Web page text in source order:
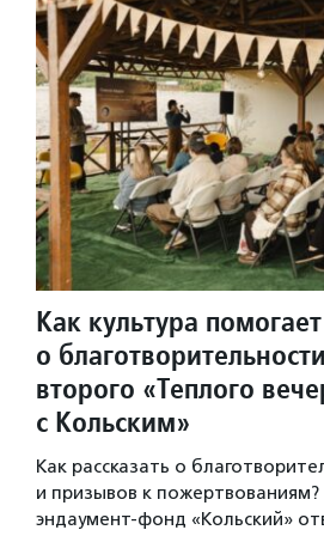
Как культура
о
второго «Теплого
с Кольским»
Как рассказать о
и призывов к
эндаумент-фонд «Кольский»